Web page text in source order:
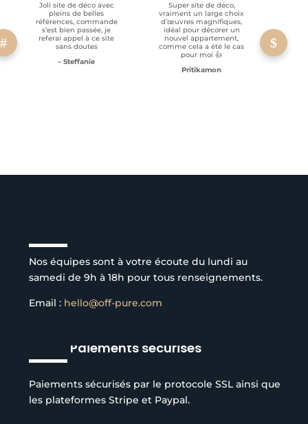
Joli site de déco avec
pleins de belles
références, commande
s’est bien passée, je
referai appel à ce site
sans doutes
– Steffanie
Super site de déco,
vraiment un large choix
d’œuvres magnifiques,
idéal pour décorer un
nouvel appartement,
comme cela a été le cas
pour moi 👍
Pritikamon
Nos équipes sont à votre écoute du lundi au
samedi de 9h à 18h pour tous renseignements.
Email : hello@off-pure.com
Paiements sécurisés
Paiements sécurisés par le protocole SSL ainsi que
les plateformes Stripe et Paypal.